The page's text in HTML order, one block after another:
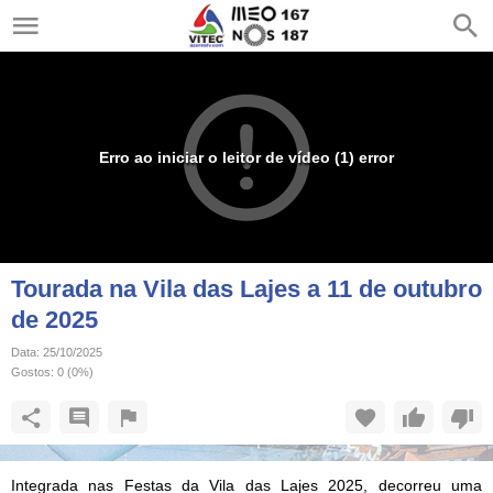
Erro ao iniciar o leitor de vídeo (1) error
Tourada na Vila das Lajes a 11 de outubro
de 2025
Data: 25/10/2025
Gostos: 0 (0%)
Integrada nas Festas da Vila das Lajes 2025, decorreu uma